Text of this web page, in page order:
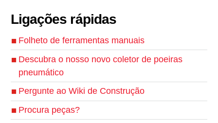
Ligações rápidas
Folheto de ferramentas manuais
Descubra o nosso novo coletor de poeiras
pneumático
Pergunte ao Wiki de Construção
Procura peças?